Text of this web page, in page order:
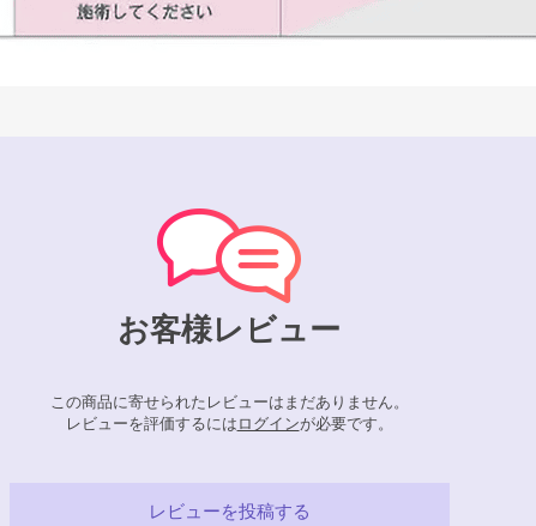
お客様レビュー
この商品に寄せられたレビューはまだありません。
レビューを評価するには ログインが必要です。
レビューを投稿する